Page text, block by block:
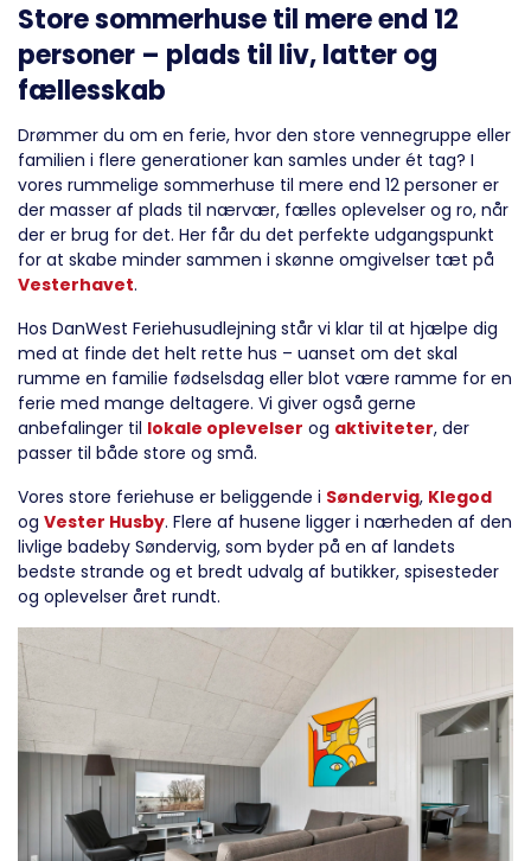
Store sommerhuse til mere end 12
personer – plads til liv, latter og
fællesskab
Drømmer du om en ferie, hvor den store vennegruppe eller
familien i flere generationer kan samles under ét tag? I
vores rummelige sommerhuse til mere end 12 personer er
der masser af plads til nærvær, fælles oplevelser og ro, når
der er brug for det. Her får du det perfekte udgangspunkt
for at skabe minder sammen i skønne omgivelser tæt på
Vesterhavet.
Hos DanWest Feriehusudlejning står vi klar til at hjælpe dig
med at finde det helt rette hus – uanset om det skal
rumme en familie fødselsdag eller blot være ramme for en
ferie med mange deltagere. Vi giver også gerne
anbefalinger til lokale oplevelser og aktiviteter, der
passer til både store og små.
Vores store feriehuse er beliggende i Søndervig, Klegod
og Vester Husby. Flere af husene ligger i nærheden af den
livlige badeby Søndervig, som byder på en af landets
bedste strande og et bredt udvalg af butikker, spisesteder
og oplevelser året rundt.